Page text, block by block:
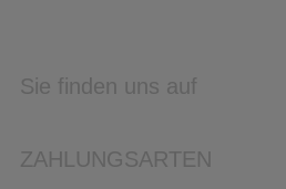
Sie finden uns auf
ZAHLUNGSARTEN